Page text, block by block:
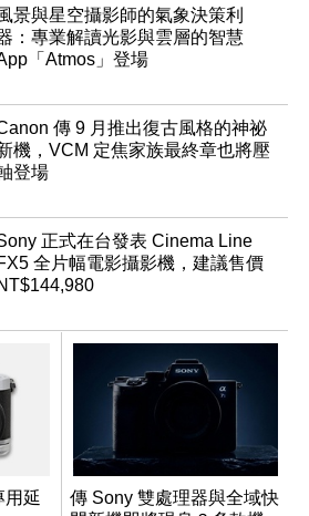
景與星空攝影師的氣象決策利
：專業解讀光影與雲層的智慧
「Atmos」登場
傳 9 月推出復古風格的神祕
機，VCM 定焦家族最終章也將壓
登場
正式在台發表 Cinema Line
全片幅電影攝影機，建議售價
用延
傳 Sony 雙處理器與全域快